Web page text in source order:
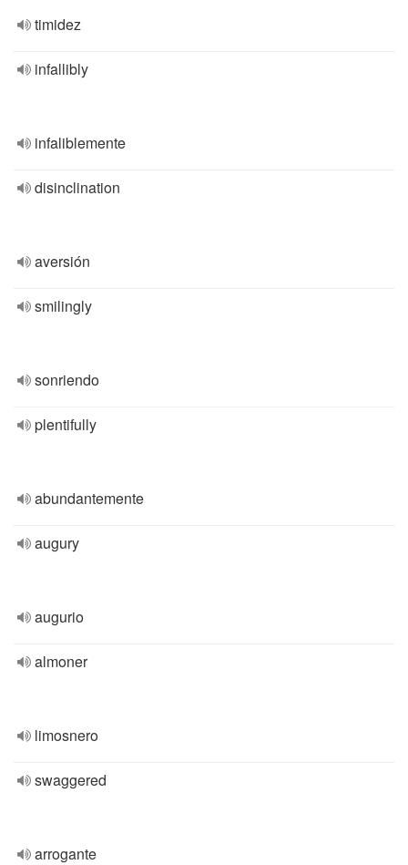
timidez
infallibly
infaliblemente
disinclination
aversión
smilingly
sonriendo
plentifully
abundantemente
augury
augurio
almoner
limosnero
swaggered
arrogante